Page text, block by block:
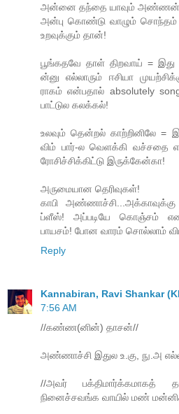
அன்னை தந்தை யாவும் அண்ணன்
அன்பு கொண்டு வாழும்
உறவுக்கும் தான்!
பூங்கதவே தாள் திறவாய் =
ன்னு எல்லாரும் ஈசியா
ராகம் என்பதால் absolutely
பாட்டுல கலக்கல்!
உலவும் தென்றல் காற்றினிலே =
விம் பார்-ல வெளக்கி வச்சதை
ரோசிச்சிக்கிட்டு இருக்கேன்கா!
அருமையான தெரிவுகள்!
காபி
ப்ளீஸ்! அப்படியே கொஞ்சம்
பாயசம்! போன வாரம் சொல்லாம்
Reply
Kannabiran, Ravi Shankar
7:56 AM
//கண்ண(னின்) தாசன்//
அண்ணாச்சி இதுல உ.கு, நு.அ
//அவர் பக்திமார்க்கமாகத்
நினைச்சவங்க வாயில் மண்